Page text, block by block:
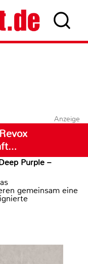
Anzeige
Purple –
gemeinsam eine